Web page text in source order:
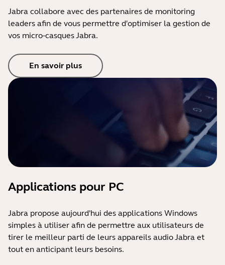
Jabra collabore avec des partenaires de monitoring
leaders afin de vous permettre d'optimiser la gestion de
vos micro-casques Jabra.
En savoir plus
Applications pour PC
Jabra propose aujourd'hui des applications Windows
simples à utiliser afin de permettre aux utilisateurs de
tirer le meilleur parti de leurs appareils audio Jabra et
tout en anticipant leurs besoins.